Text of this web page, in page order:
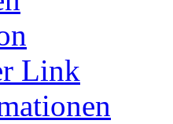
Link